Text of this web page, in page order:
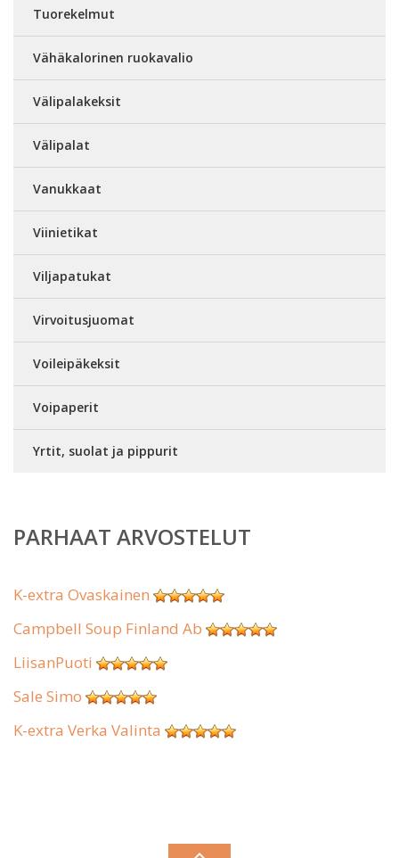
Tuorekelmut
Vähäkalorinen ruokavalio
Välipalakeksit
Välipalat
Vanukkaat
Viinietikat
Viljapatukat
Virvoitusjuomat
Voileipäkeksit
Voipaperit
Yrtit, suolat ja pippurit
PARHAAT ARVOSTELUT
K-extra Ovaskainen
Campbell Soup Finland Ab
LiisanPuoti
Sale Simo
K-extra Verka Valinta